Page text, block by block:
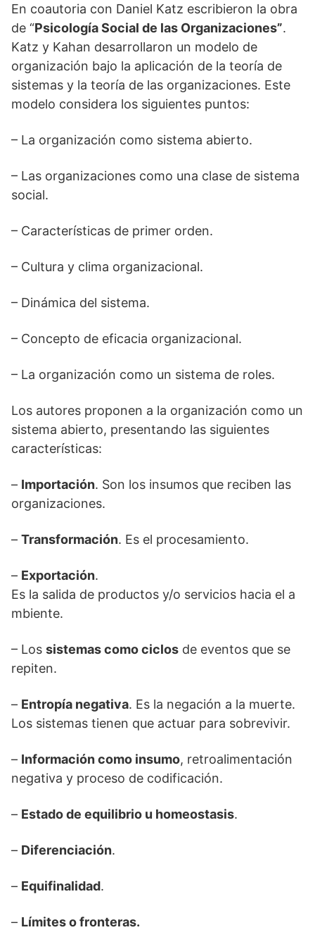
En coautoria con Daniel Katz escribieron la obra
de “Psicología Social de las Organizaciones”.
Katz y Kahan desarrollaron un modelo de
organización bajo la aplicación de la teoría de
sistemas y la teoría de las organizaciones. Este
modelo considera los siguientes puntos:
– La organización como sistema abierto.
– Las organizaciones como una clase de sistema
social.
– Características de primer orden.
– Cultura y clima organizacional.
– Dinámica del sistema.
– Concepto de eficacia organizacional.
– La organización como un sistema de roles.
Los autores proponen a la organización como un
sistema abierto, presentando las siguientes
características:
– Importación. Son los insumos que reciben las
organizaciones.
– Transformación. Es el procesamiento.
– Exportación.
Es la salida de productos y/o servicios hacia el a
mbiente.
– Los sistemas como ciclos de eventos que se
repiten.
– Entropía negativa. Es la negación a la muerte.
Los sistemas tienen que actuar para sobrevivir.
– Información como insumo, retroalimentación
negativa y proceso de codificación.
– Estado de equilibrio u homeostasis.
– Diferenciación.
– Equifinalidad.
– Límites o fronteras.